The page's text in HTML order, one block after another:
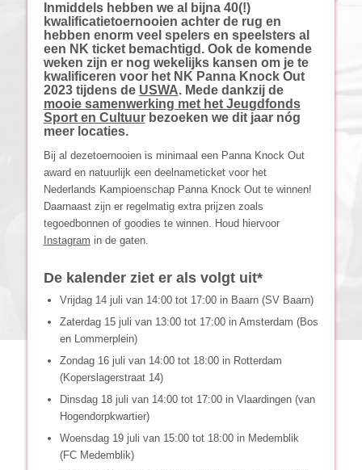
Inmiddels hebben we al bijna 40(!)
kwalificatietoernooien achter de rug en
hebben enorm veel spelers en speelsters al
een NK ticket bemachtigd. Ook de komende
weken zijn er nog wekelijks kansen om je te
kwalificeren voor het NK Panna Knock Out
2023 tijdens de USWA. Mede dankzij de
mooie samenwerking met het Jeugdfonds
Sport en Cultuurbezoeken we dit jaar nóg
meer locaties.
Bij al dezetoernooien is minimaal een Panna Knock Out
award en natuurlijk een deelnameticket voor het
Nederlands Kampioenschap Panna Knock Out te winnen!
Daarnaast zijn er regelmatig extra prijzen zoals
tegoedbonnen of goodies te winnen. Houd hiervoor
Instagram in de gaten.
De kalender ziet er als volgt uit*
Vrijdag 14 juli van 14:00 tot 17:00 in Baarn (SV Baarn)
Zaterdag 15 juli van 13:00 tot 17:00 in Amsterdam (Bos
en Lommerplein)
Zondag 16 juli van 14:00 tot 18:00 in Rotterdam
(Koperslagerstraat 14)
Dinsdag 18 juli van 14:00 tot 17:00 in Vlaardingen (van
Hogendorpkwartier)
Woensdag 19 juli van 15:00 tot 18:00 in Medemblik
(FC Medemblik)